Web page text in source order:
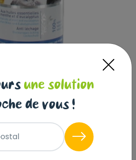
tube 200ml
200ml
Sélectionner
une solution
de vous !